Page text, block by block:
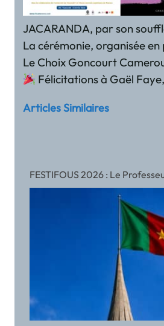
JACARANDA, par son
La cérémonie, organisée
Le Choix Goncourt
Félicitations à Gaël
Articles Similaires
FESTIFOUS 2026 : Le